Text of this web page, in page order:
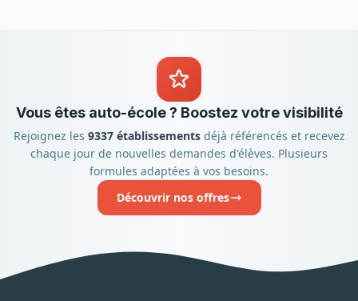
Vous êtes auto-école ? Boostez votre visibilité
Rejoignez les 9337 établissementsdéjà référencés et recevez
chaque jour de nouvelles demandes d'élèves. Plusieurs
formules adaptées à vos besoins.
Découvrir nos offres